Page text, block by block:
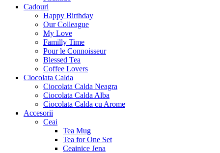
Cadouri
Happy Birthday
Our Colleague
My Love
Familly Time
Pour le Connoisseur
Blessed Tea
Coffee Lovers
Ciocolata Calda
Ciocolata Calda Neagra
Ciocolata Calda Alba
Ciocolata Calda cu Arome
Accesorii
Ceai
Tea Mug
Tea for One Set
Ceainice Jena